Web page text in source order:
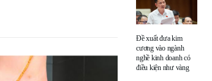
Đề xuất đưa kim
cương vào ngành
nghề kinh doanh có
điều kiện như vàng